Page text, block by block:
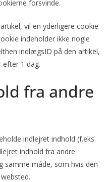
forsvinde.
vil en yderligere cookie
indeholder ikke nogle
indlægsID på den artikel,
efter 1 dag.
fra andre
indlejret indhold (f.eks.
indhold fra andre
samme måde, som hvis den